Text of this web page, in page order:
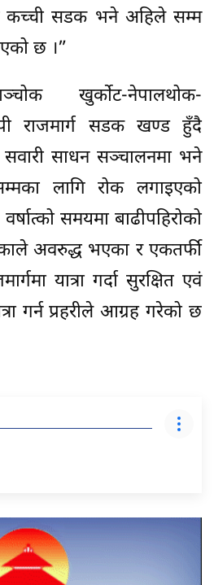
कच्ची सडक भने अहिले सम्म
छ ।”
खुर्कोट-नेपालथोक-
राजमार्ग सडक खण्ड हुँदै
साधन सञ्चालनमा भने
लागि रोक लगाइएको
समयमा बाढीपहिरोको
अवरुद्ध भएका र एकतर्फी
यात्रा गर्दा सुरक्षित एवं
गर्न प्रहरीले आग्रह गरेको छ